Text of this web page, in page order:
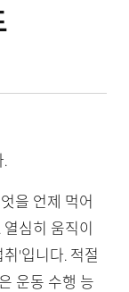
.
을 언제 먹어
심히 움직이
'입니다. 적절
운동 수행 능